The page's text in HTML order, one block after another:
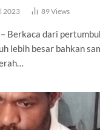
2023 89Views
Berkaca dari
lebih besar bahkan